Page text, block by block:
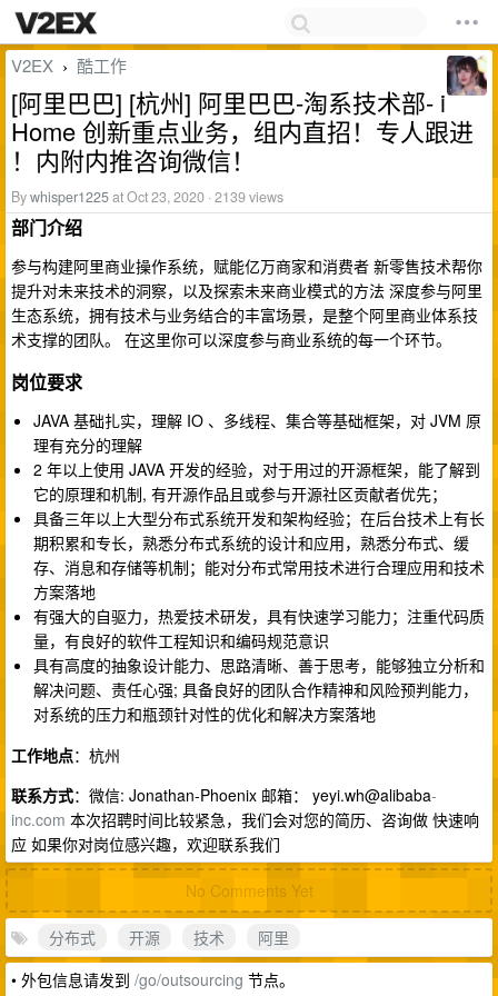
V2EX › 酷工作
[阿里巴巴] [杭州] 阿里巴巴-淘系技术部- i
Home 创新重点业务，组内直招！专人跟进
！内附内推咨询微信！
Bywhisper1225at Oct 23, 2020 · 2139 views
部门介绍
参与构建阿里商业操作系统，赋能亿万商家和消费者 新零售技术帮你
提升对未来技术的洞察，以及探索未来商业模式的方法 深度参与阿里
生态系统，拥有技术与业务结合的丰富场景，是整个阿里商业体系技
术支撑的团队。 在这里你可以深度参与商业系统的每一个环节。
岗位要求
JAVA 基础扎实，理解 IO 、多线程、集合等基础框架，对 JVM 原
理有充分的理解
2 年以上使用 JAVA 开发的经验，对于用过的开源框架，能了解到
它的原理和机制, 有开源作品且或参与开源社区贡献者优先；
具备三年以上大型分布式系统开发和架构经验；在后台技术上有长
期积累和专长，熟悉分布式系统的设计和应用，熟悉分布式、缓
存、消息和存储等机制；能对分布式常用技术进行合理应用和技术
方案落地
有强大的自驱力，热爱技术研发，具有快速学习能力；注重代码质
量，有良好的软件工程知识和编码规范意识
具有高度的抽象设计能力、思路清晰、善于思考，能够独立分析和
解决问题、责任心强; 具备良好的团队合作精神和风险预判能力，
对系统的压力和瓶颈针对性的优化和解决方案落地
工作地点：杭州
联系方式：微信: Jonathan-Phoenix 邮箱： yeyi.wh@alibaba-
inc.com 本次招聘时间比较紧急，我们会对您的简历、咨询做 快速响
应 如果你对岗位感兴趣，欢迎联系我们
No Comments Yet
分布式 开源 技术
阿里
• 外包信息请发到 /go/outsourcing 节点。